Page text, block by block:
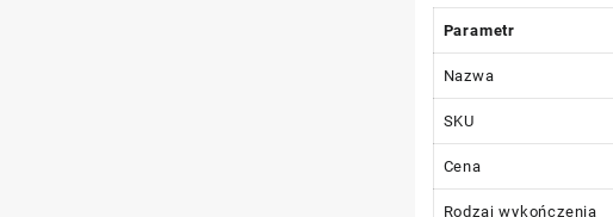
Parametr
Nazwa
SKU
Cena
Rodzaj wykończenia